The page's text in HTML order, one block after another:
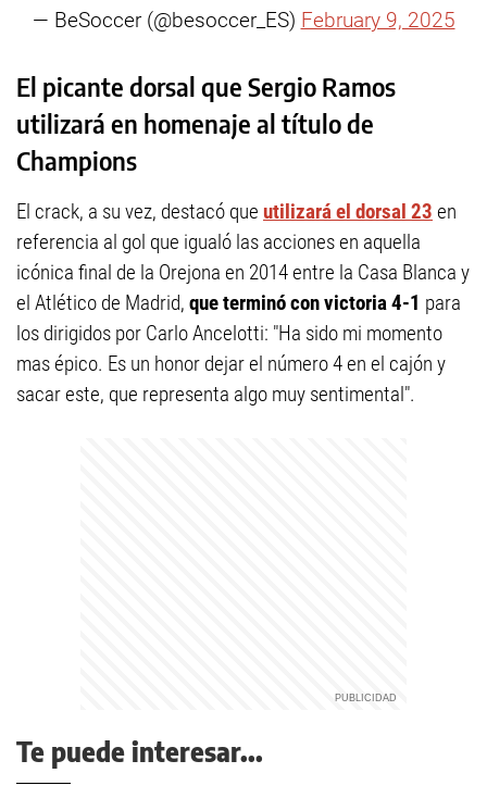
— BeSoccer (@besoccer_ES) February 9, 2025
El picante dorsal que Sergio Ramos
utilizará en homenaje al título de
Champions
El crack, a su vez, destacó que utilizará el dorsal 23 en
referencia al gol que igualó las acciones en aquella
icónica final de la Orejona en 2014 entre la Casa Blanca y
el Atlético de Madrid, que terminó con victoria 4-1 para
los dirigidos por Carlo Ancelotti: "Ha sido mi momento
mas épico. Es un honor dejar el número 4 en el cajón y
sacar este, que representa algo muy sentimental".
Te puede interesar...